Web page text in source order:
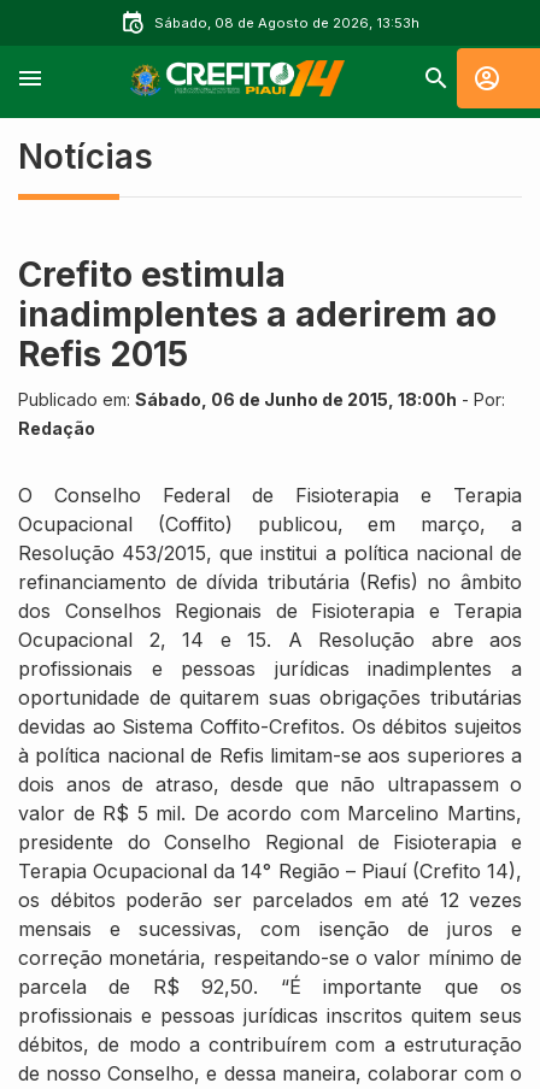
Sábado, 08 de Agosto de 2026, 13:53h
Notícias
Crefito estimula
inadimplentes a aderirem ao
Refis 2015
Publicado em: Sábado, 06 de Junho de 2015, 18:00h - Por:
Redação
O Conselho Federal de Fisioterapia e Terapia
Ocupacional (Coffito) publicou, em março, a
Resolução 453/2015, que institui a política nacional de
refinanciamento de dívida tributária (Refis) no âmbito
dos Conselhos Regionais de Fisioterapia e Terapia
Ocupacional 2, 14 e 15. A Resolução abre aos
profissionais e pessoas jurídicas inadimplentes a
oportunidade de quitarem suas obrigações tributárias
devidas ao Sistema Coffito-Crefitos. Os débitos sujeitos
à política nacional de Refis limitam-se aos superiores a
dois anos de atraso, desde que não ultrapassem o
valor de R$ 5 mil. De acordo com Marcelino Martins,
presidente do Conselho Regional de Fisioterapia e
Terapia Ocupacional da 14° Região – Piauí (Crefito 14),
os débitos poderão ser parcelados em até 12 vezes
mensais e sucessivas, com isenção de juros e
correção monetária, respeitando-se o valor mínimo de
parcela de R$ 92,50. “É importante que os
profissionais e pessoas jurídicas inscritos quitem seus
débitos, de modo a contribuírem com a estruturação
de nosso Conselho, e dessa maneira, colaborar com o